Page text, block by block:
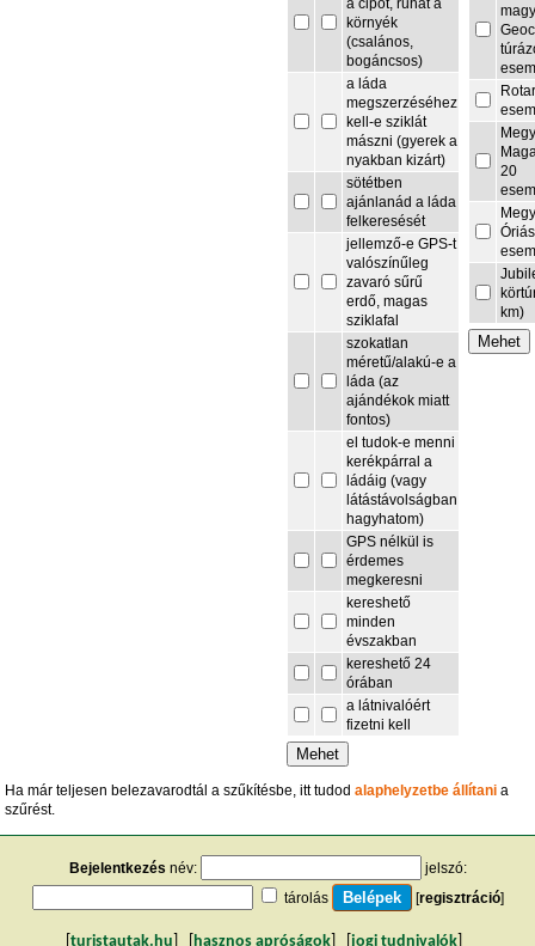
a cipőt, ruhát a
környék
(csalános,
bogáncsos)
a láda
megszerzéséhez
kell-e sziklát
mászni (gyerek a
nyakban kizárt)
sötétben
ajánlanád a láda
felkeresését
jellemző-e GPS-t
valószínűleg
zavaró sűrű
erdő, magas
sziklafal
szokatlan
méretű/alakú-e a
láda (az
ajándékok miatt
fontos)
el tudok-e menni
kerékpárral a
ládáig (vagy
látástávolságban
hagyhatom)
GPS nélkül is
érdemes
megkeresni
kereshető
minden
évszakban
kereshető 24
órában
a látnivalóért
fizetni kell
20
km)
Ha már teljesen belezavarodtál a szűkítésbe, itt tudodalaphelyzetbe állítani a
szűrést.
Bejelentkezés név:
jelszó:
tárolás
[regisztráció]
turistautak.hu hasznos apróságok jogi tudnivalók